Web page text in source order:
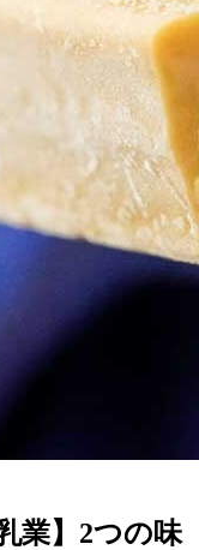
業】2つの味